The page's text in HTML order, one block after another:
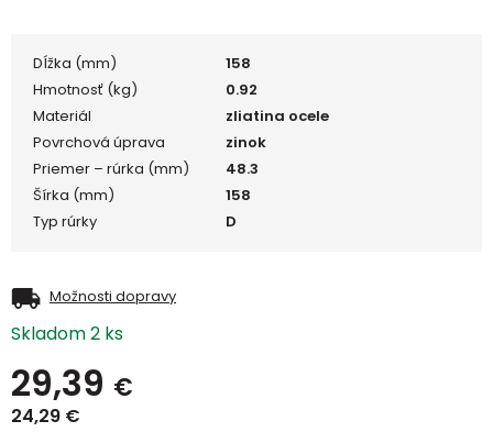
Dĺžka (mm)
158
Hmotnosť (kg)
0.92
Materiál
zliatina ocele
Povrchová úprava
zinok
Priemer – rúrka (mm)
48.3
Šírka (mm)
158
Typ rúrky
D
Možnosti dopravy
Skladom 2 ks
29,39 €
24,29 €